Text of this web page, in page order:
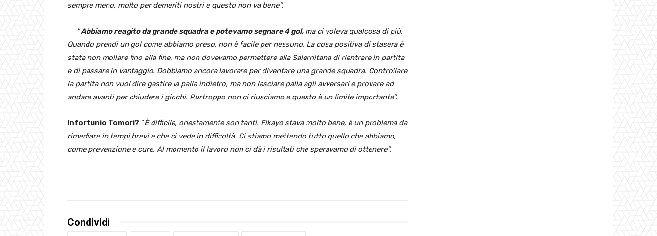
sempre meno, molto per demeriti nostri e questo non va bene”.
“Abbiamo reagito da grande squadra e potevamo segnare 4 gol, ma ci voleva qualcosa di più.
Quando prendi un gol come abbiamo preso, non è facile per nessuno. La cosa positiva di stasera è
stata non mollare fino alla fine, ma non dovevamo permettere alla Salernitana di rientrare in partita
e di passare in vantaggio. Dobbiamo ancora lavorare per diventare una grande squadra. Controllare
la partita non vuol dire gestire la palla indietro, ma non lasciare palla agli avversari e provare ad
andare avanti per chiudere i giochi. Purtroppo non ci riusciamo e questo è un limite importante”.
Infortunio Tomori? “È difficile, onestamente son tanti. Fikayo stava molto bene, è un problema da
rimediare in tempi brevi e che ci vede in difficoltà. Ci stiamo mettendo tutto quello che abbiamo,
come prevenzione e cure. Al momento il lavoro non ci dà i risultati che speravamo di ottenere”.
Condividi